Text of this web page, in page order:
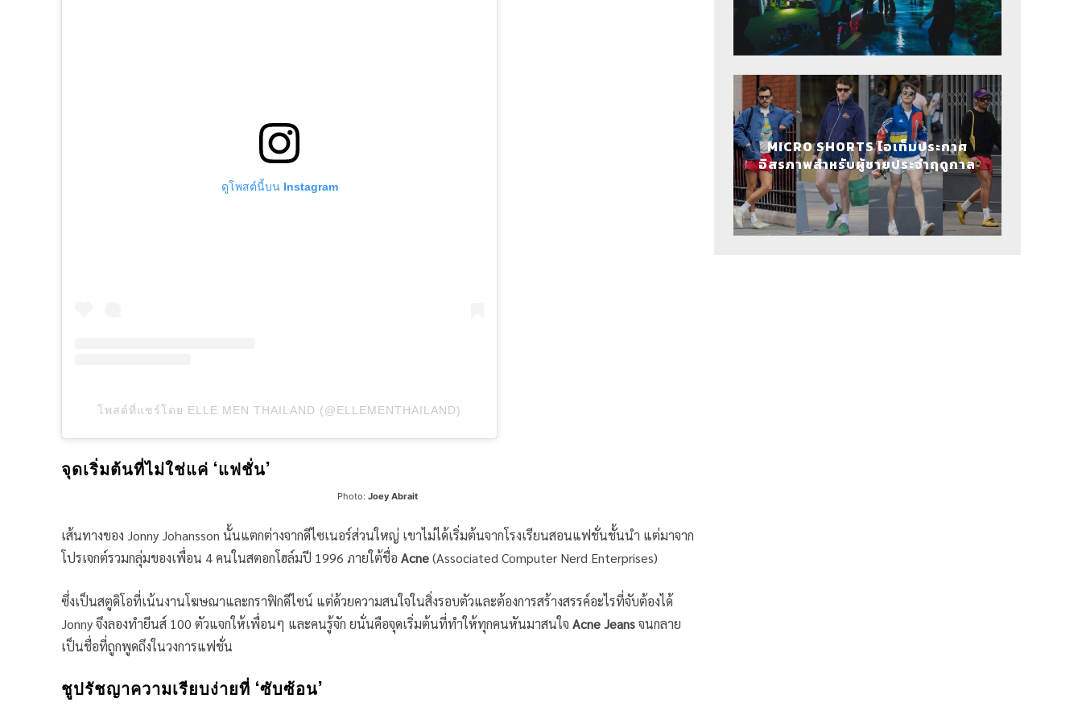
ดูโพสต์นี้บน Instagram
โพสต์ที่แชร์โดย ELLE MEN THAILAND (@ELLEMENTHAILAND)
จุดเริ่มต้นที่ไม่ใช่แค่ ‘แฟชั่น’
Photo:Joey Abrait
เส้นทางของ Jonny Johansson นั้นแตกต่างจากดีไซเนอร์ส่วนใหญ่ เขาไม่ได้เริ่มต้นจากโรงเรียนสอนแฟชั่นชั้นนำ แต่มาจาก
โปรเจกต์รวมกลุ่มของเพื่อน 4 คนในสตอกโฮล์มปี 1996 ภายใต้ชื่อ Acne(Associated Computer Nerd Enterprises)
ซึ่งเป็นสตูดิโอที่เน้นงานโฆษณาและกราฟิกดีไซน์ แต่ด้วยความสนใจในสิ่งรอบตัวและต้องการสร้างสรรค์อะไรที่จับต้องได้
Jonny จึงลองทำยีนส์ 100 ตัวแจกให้เพื่อนๆ และคนรู้จัก ยนั่นคือจุดเริ่มต้นที่ทำให้ทุกคนหันมาสนใจ Acne Jeansจนกลาย
เป็นชื่อที่ถูกพูดถึงในวงการแฟชั่น
ชูปรัชญาความเรียบง่ายที่ ‘ซับซ้อน’
MICRO SHORTS ไอเท็มประกาศ
อิสรภาพสำหรับผู้ชายประจำฤดูกาล